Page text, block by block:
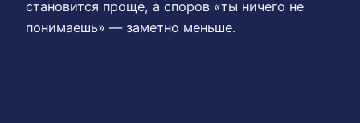
становится проще, а споров «ты ничего не
понимаешь» — заметно меньше.